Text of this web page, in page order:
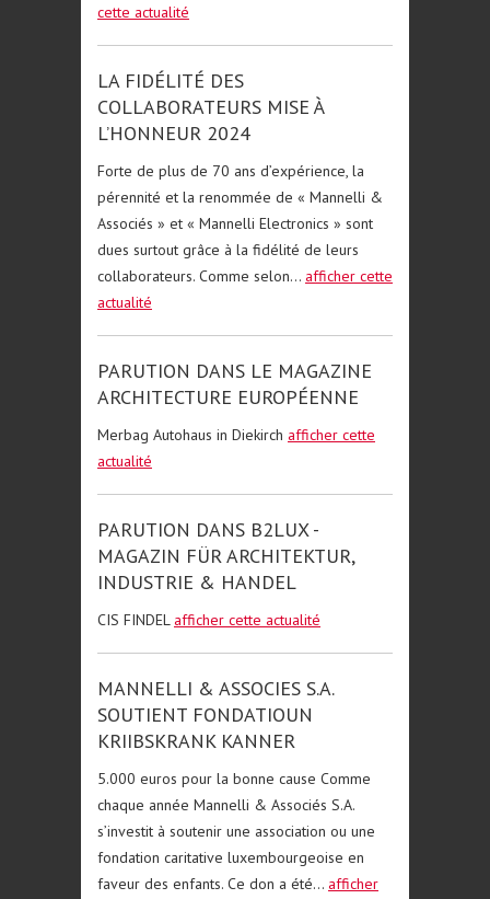
cette actualité
LA FIDÉLITÉ DES
COLLABORATEURS MISE À
L’HONNEUR 2024
Forte de plus de 70 ans d’expérience, la
pérennité et la renommée de « Mannelli &
Associés » et « Mannelli Electronics » sont
dues surtout grâce à la fidélité de leurs
collaborateurs. Comme selon... afficher cette
actualité
PARUTION DANS LE MAGAZINE
ARCHITECTURE EUROPÉENNE
Merbag Autohaus in Diekirch afficher cette
actualité
PARUTION DANS B2LUX -
MAGAZIN FÜR ARCHITEKTUR,
INDUSTRIE & HANDEL
CIS FINDEL afficher cette actualité
MANNELLI & ASSOCIES S.A.
SOUTIENT FONDATIOUN
KRIIBSKRANK KANNER
5.000 euros pour la bonne cause Comme
chaque année Mannelli & Associés S.A.
s’investit à soutenir une association ou une
fondation caritative luxembourgeoise en
faveur des enfants. Ce don a été... afficher